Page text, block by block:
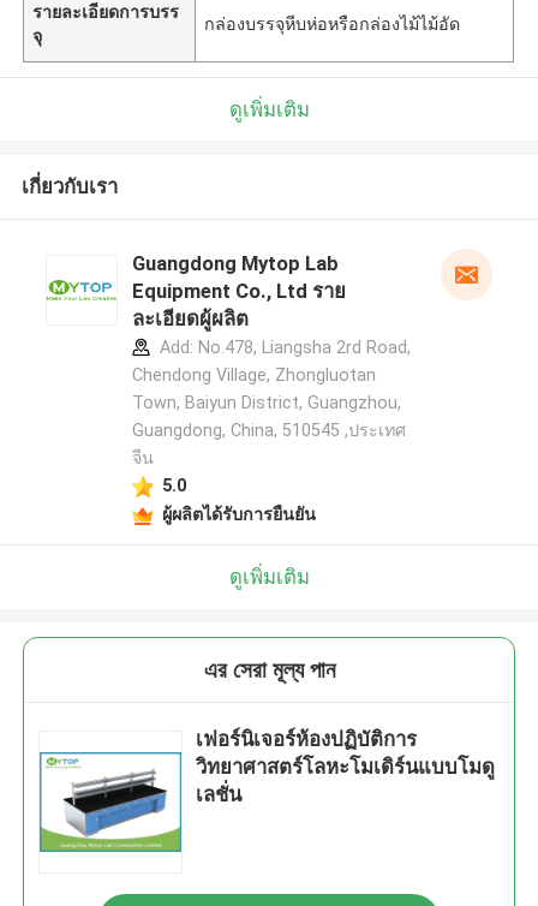
รายละเอียดการบรร
จุ
กล่องบรรจุหีบห่อหรือกล่องไม้ไม้อัด
ดูเพิ่มเติม
เกี่ยวกับเรา
Guangdong Mytop Lab
Equipment Co., Ltd ราย
ละเอียดผู้ผลิต
Add: No.478, Liangsha 2rd Road,
Chendong Village, Zhongluotan
Town, Baiyun District, Guangzhou,
Guangdong, China, 510545 ,ประเทศ
จีน
5.0
ผู้ผลิตได้รับการยืนยัน
ดูเพิ่มเติม
এর সেরা মূল্য পান
เฟอร์นิเจอร์ห้องปฏิบัติการ
วิทยาศาสตร์โลหะโมเดิร์นแบบโมดู
เลชั่น